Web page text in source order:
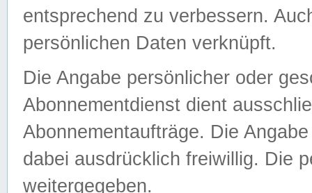
entsprechend zu verbessern.
persönlichen Daten verknüpft.
Die Angabe persönlicher oder
Abonnementdienst dient
Abonnementaufträge. Die
dabei ausdrücklich freiwillig. Die
weitergegeben.